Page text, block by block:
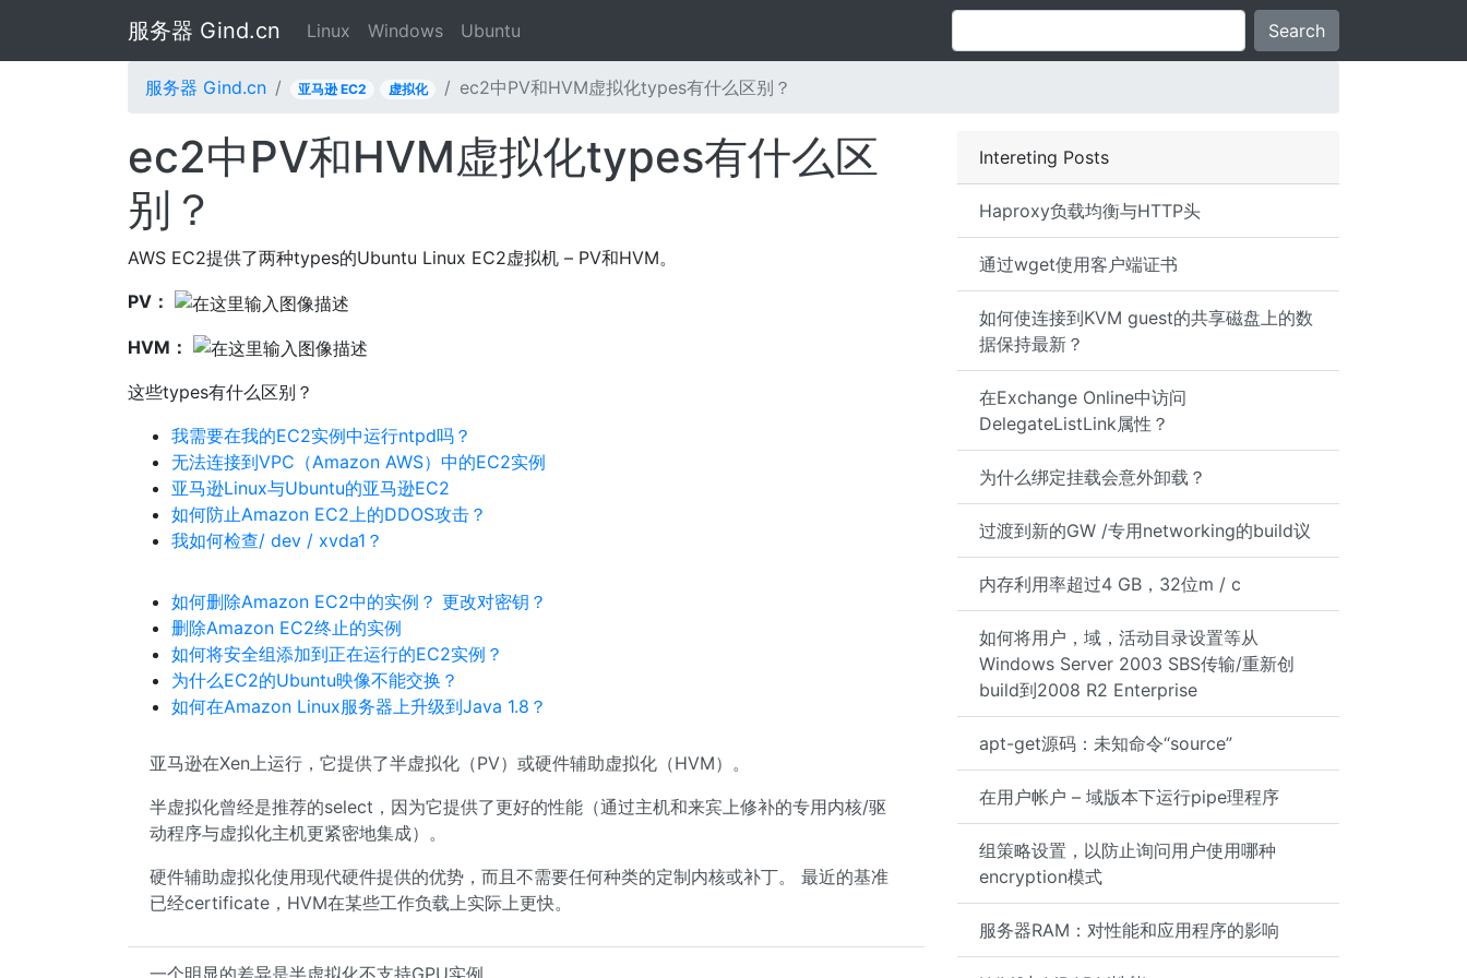
服务器 Gind.cn Linux Windows Ubuntu Search
服务器 Gind.cn 亚马逊 EC2 虚拟化 ec2中PV和HVM虚拟化types有什么区别？
Intereting Posts
Haproxy负载均衡与HTTP头
通过wget使用客户端证书
如何使连接到KVM guest的共享磁盘上的数
据保持最新？
在Exchange Online中访问
DelegateListLink属性？
为什么绑定挂载会意外​​卸载？
过渡到新的GW /专用networking的build议
内存利用率超过4 GB，32位m / c
如何将用户，域，活动目录设置等从
Windows Server 2003 SBS传输/重新创
build到2008 R2 Enterprise
apt-get源码：未知命令“source”
在用户帐户 – 域版本下运行pipe理程序
组策略设置，以防止询问用户使用哪种
encryption模式
服务器RAM：对性能和应用程序的影响
ec2中PV和HVM虚拟化types有什么区
别？
AWS EC2提供了两种types的Ubuntu Linux EC2虚拟机 – PV和HVM。
PV：
HVM：
这些types有什么区别？
我需要在我的EC2实例中运行ntpd吗？
无法连接到VPC（Amazon AWS）中的EC2实例
亚马逊Linux与Ubuntu的亚马逊EC2
如何防止Amazon EC2上的DDOS攻击？
我如何检查/ dev / xvda1？
如何删除Amazon EC2中的实例？ 更改对密钥？
删除Amazon EC2终止的实例
如何将安全组添加到正在运行的EC2实例？
为什么EC2的Ubuntu映像不能交换？
如何在Amazon Linux服务器上升级到Java 1.8？
亚马逊在Xen上运行，它提供了半虚拟化（PV）或硬件辅助虚拟化（HVM）。
半虚拟化曾经是推荐的select，因为它提供了更好的性能（通过主机和来宾上修补的专用内核/驱
动程序与虚拟化主机更紧密地集成）。
硬件辅助虚拟化使用现代硬件提供的优势，而且不需要任何种类的定制内核或补丁。 最近的基准
已经certificate，HVM在某些工作负载上实际上更快。